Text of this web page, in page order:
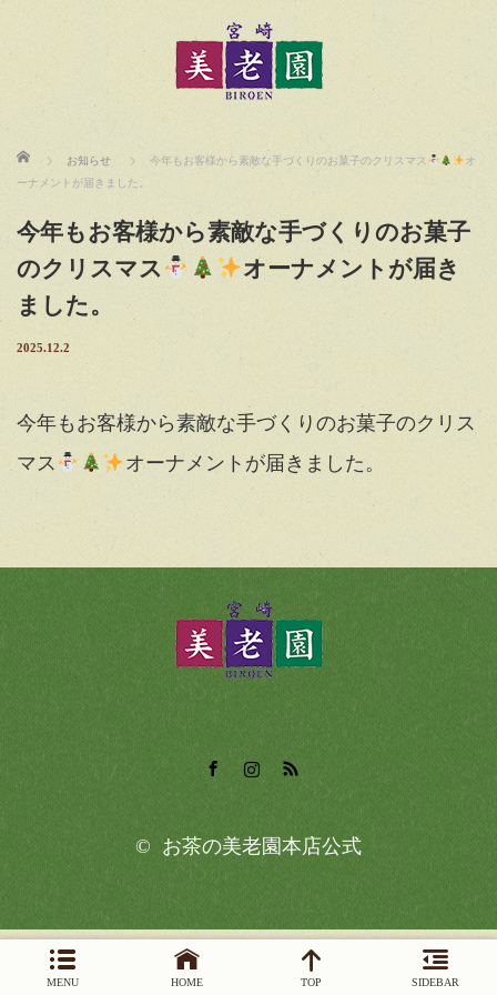
ホーム お知らせ 今年もお客様から素敵な手づくりのお菓子のクリスマス
オ
ーナメントが届きました。
今年もお客様から素敵な手づくりのお菓子
のクリスマス
オーナメントが届き
ました。
2025.12.2
今年もお客様から素敵な手づくりのお菓子のクリス
マス
オーナメントが届きました。
FacebookInstagramRSS
MENU HOME TOP SIDEBAR
©お茶の美老園本店公式